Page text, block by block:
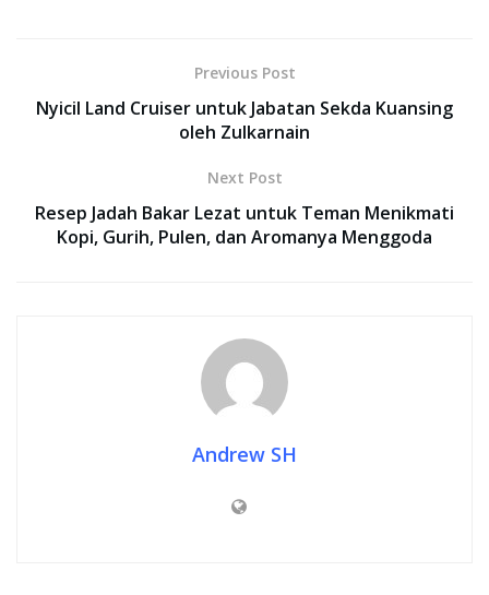
Previous Post
Nyicil Land Cruiser untuk Jabatan Sekda Kuansing
oleh Zulkarnain
Next Post
Resep Jadah Bakar Lezat untuk Teman Menikmati
Kopi, Gurih, Pulen, dan Aromanya Menggoda
Andrew SH